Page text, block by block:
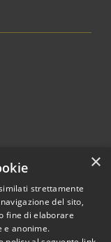
© 2026 • Comune di
×
strettamente
del sito,
fine di elaborare
e anonime.